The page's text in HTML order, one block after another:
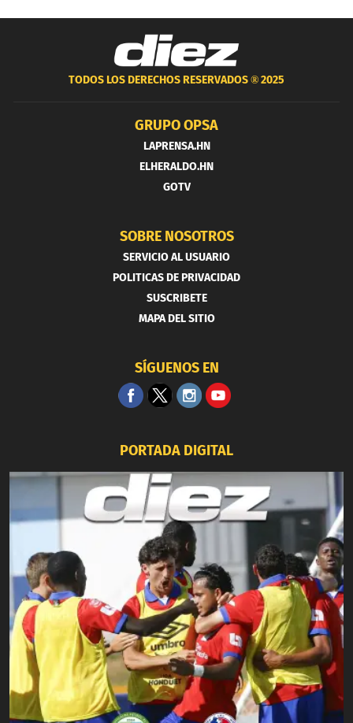
TODOS LOS DERECHOS RESERVADOS ®2025
GRUPO OPSA
LAPRENSA.HN
ELHERALDO.HN
GOTV
SOBRE NOSOTROS
SERVICIO AL USUARIO
POLITICAS DE PRIVACIDAD
SUSCRIBETE
MAPA DEL SITIO
SÍGUENOS EN
PORTADA DIGITAL